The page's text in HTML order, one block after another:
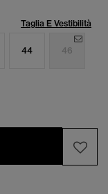
Taglia E Vestibilità
44 46